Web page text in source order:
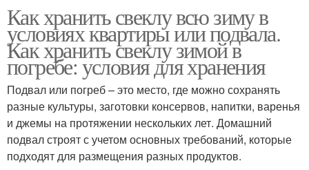
Как хранить свеклу всю зиму в
условиях квартиры или подвала.
Как хранить свеклу зимой в
погребе: условия для хранения
Подвал или погреб – это место, где можно сохранять
разные культуры, заготовки консервов, напитки, варенья
и джемы на протяжении нескольких лет. Домашний
подвал строят с учетом основных требований, которые
подходят для размещения разных продуктов.